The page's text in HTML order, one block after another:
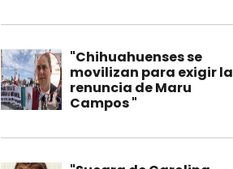
"Chihuahuenses se
movilizan para exigir la
renuncia de Maru
Campos "